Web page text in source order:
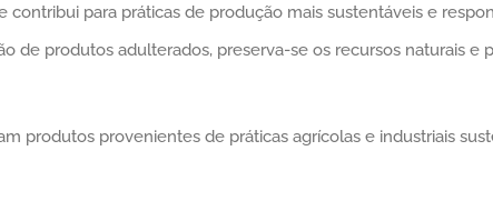
para práticas de produção mais sustentáveis e
de produtos adulterados, preserva-se os recursos naturais e
produtos provenientes de práticas agrícolas e industriais